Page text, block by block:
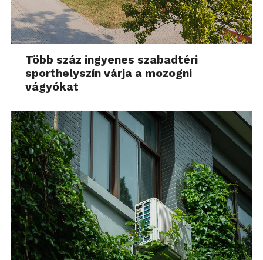
Több száz ingyenes szabadtéri
sporthelyszín várja a mozogni
vágyókat